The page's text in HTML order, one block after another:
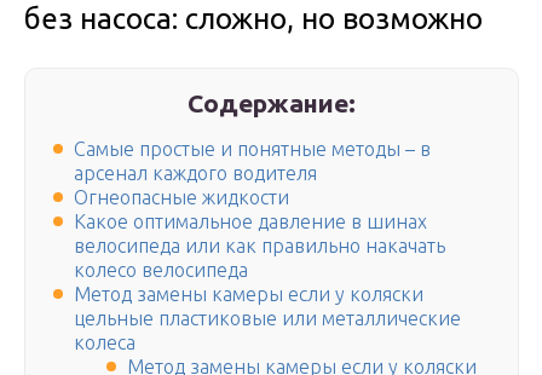
без насоса: сложно, но возможно
Содержание:
Самые простые и понятные методы – в
арсенал каждого водителя
Огнеопасные жидкости
Какое оптимальное давление в шинах
велосипеда или как правильно накачать
колесо велосипеда
Метод замены камеры если у коляски
цельные пластиковые или металлические
колеса
Метод замены камеры если у коляски